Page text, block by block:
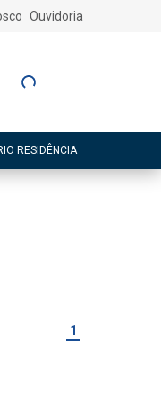
Ouvidoria
ou Cadastre-
RESIDÊNCIA
1